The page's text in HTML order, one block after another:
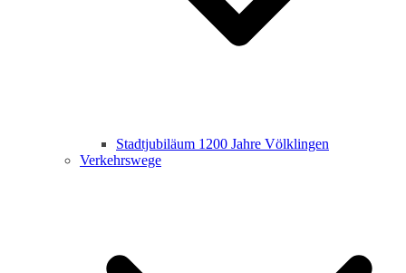
Stadtjubiläum 1200 Jahre Völklingen
Verkehrswege